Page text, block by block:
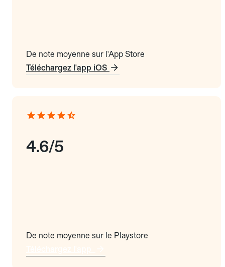
De note moyenne sur l'App Store
Téléchargez l'app iOS
4.6/5
De note moyenne sur le Playstore